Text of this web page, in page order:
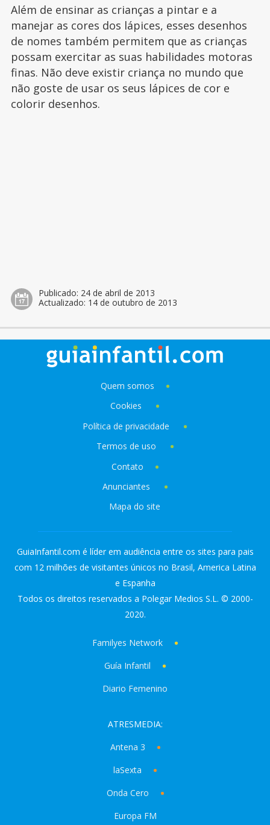
Além de ensinar as crianças a pintar e a
manejar as cores dos lápices, esses desenhos
de nomes também permitem que as crianças
possam exercitar as suas habilidades motoras
finas. Não deve existir criança no mundo que
não goste de usar os seus lápices de cor e
colorir desenhos.
Publicado: 24 de abril de 2013
Actualizado: 14 de outubro de 2013
Quem somos
Cookies
Política de privacidade
Termos de uso
Contato
Anunciantes
Mapa do site
GuiaInfantil.com é líder em audiência entre os sites para pais
com 12 milhões de visitantes únicos no Brasil, America Latina
e Espanha
Todos os direitos reservados a Polegar Medios S.L. © 2000-
2020.
Familyes Network
Guía Infantil
Diario Femenino
ATRESMEDIA:
Antena 3
laSexta
Onda Cero
Europa FM